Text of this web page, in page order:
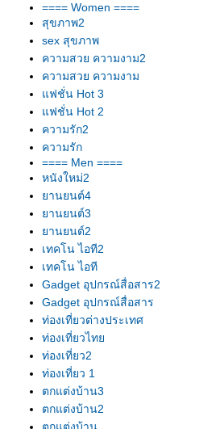
==== Women ====
สุขภาพ2
sex สุขภาพ
ความสวย ความงาม2
ความสวย ความงาม
ฟชั่น Hot 3
ฟชั่น Hot 2
ความรัก2
ความรัก
==== Men ====
หนังใหม่2
านยนต์4
านยนต์3
านยนต์2
เทคโน ไอที2
เทคโน ไอที
Gadget อุปกรณ์สื่อสาร2
Gadget อุปกรณ์สื่อสาร
ท่องเที่ยวต่างประเทศ
ท่องเที่ยวไท
ท่องเที่ยว2
ท่องเที่ยว 1
ตกแต่งบ้าน3
ตกแต่งบ้าน2